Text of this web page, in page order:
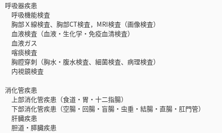
呼吸器疾患
呼吸機能検査
胸部Ｘ線検査、胸部CT検査，MRI検査（画像検査）
血液検査（血液・生化学・免疫血清検査）
血液ガス
喀痰検査
胸腔穿刺（胸水・腹水検査、細菌検査、病理検査）
内視鏡検査
消化管疾患
上部消化管疾患（食道・胃・十二指腸）
下部消化管疾患（空腸・回腸・盲腸・虫垂・結腸・直腸・肛門管）
肝臓疾患
胆道・膵臓疾患